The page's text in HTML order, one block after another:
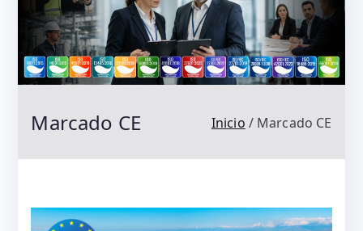
Marcado CE Inicio Marcado CE